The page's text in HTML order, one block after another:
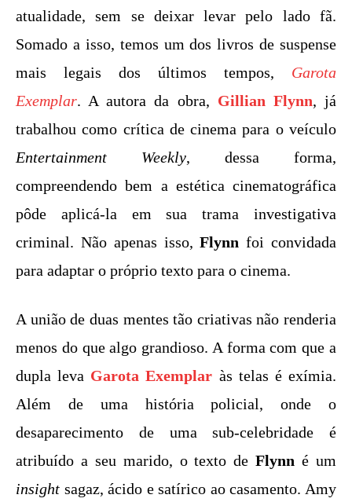
atualidade, sem se deixar levar pelo lado fã.
Somado a isso, temos um dos livros de suspense
mais legais dos últimos tempos, Garota
Exemplar. A autora da obra, Gillian Flynn, já
trabalhou como crítica de cinema para o veículo
Entertainment Weekly, dessa forma,
compreendendo bem a estética cinematográfica
pôde aplicá-la em sua trama investigativa
criminal. Não apenas isso,Flynn foi convidada
para adaptar o próprio texto para o cinema.
A união de duas mentes tão criativas não renderia
menos do que algo grandioso. A forma com que a
dupla leva Garota Exemplar às telas é exímia.
Além de uma história policial, onde o
desaparecimento de uma sub-celebridade é
atribuído a seu marido, o texto deFlynn é um
insight sagaz, ácido e satírico ao casamento. Amy